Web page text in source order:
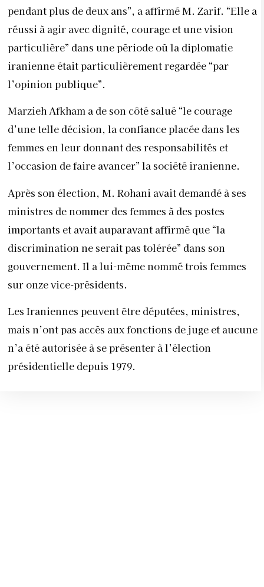
pendant plus de deux ans”, a affirmé M. Zarif. “Elle a
réussi à agir avec dignité, courage et une vision
particulière” dans une période où la diplomatie
iranienne était particulièrement regardée “par
l’opinion publique”.
Marzieh Afkham a de son côté salué “le courage
d’une telle décision, la confiance placée dans les
femmes en leur donnant des responsabilités et
l’occasion de faire avancer” la société iranienne.
Après son élection, M. Rohani avait demandé à ses
ministres de nommer des femmes à des postes
importants et avait auparavant affirmé que “la
discrimination ne serait pas tolérée” dans son
gouvernement. Il a lui-même nommé trois femmes
sur onze vice-présidents.
Les Iraniennes peuvent être députées, ministres,
mais n’ont pas accès aux fonctions de juge et aucune
n’a été autorisée à se présenter à l’élection
présidentielle depuis 1979.